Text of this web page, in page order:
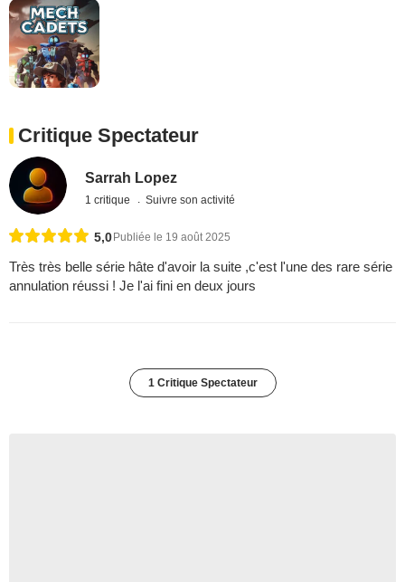
Critique Spectateur
Sarrah Lopez
1 critique Suivre son activité
5,0 Publiée le 19 août 2025
Très très belle série hâte d'avoir la suite ,c'est l'une des rare série
annulation réussi ! Je l'ai fini en deux jours
1 Critique Spectateur